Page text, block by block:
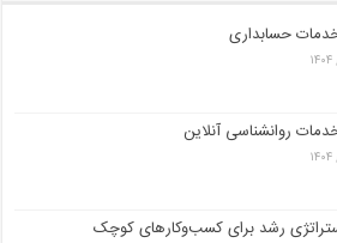
حسابداری
روانشناسی آنلاین
رشد برای کسب‌وکارهای کوچک